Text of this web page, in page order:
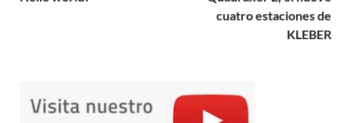
cuatro estaciones de
KLEBER